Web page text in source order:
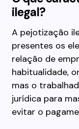
ilegal?
A pejotização
presentes os
relação de
habitualidade,
mas o
jurídica para
evitar o